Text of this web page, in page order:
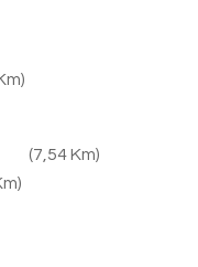
(7,54 Km)